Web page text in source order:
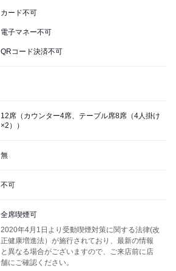
カード不可
電子マネー不可
QRコード決済不可
12席（カウンター4席、テーブル席8席（4人掛け
×2））
無
不可
全席喫煙可
2020年4月1日より受動喫煙対策に関する法律(改
正健康増進法）が施行されており、最新の情報
と異なる場合がございますので、ご来店前に店
舗にご確認ください。